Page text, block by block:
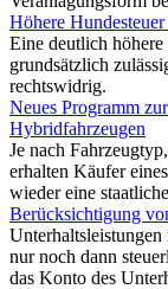
Höhere
Eine deutlich
grundsätzlich
rechtswidrig.
Neues Programm
Hybridfahrzeugen
Je nach
erhalten Käufer
wieder eine
Berücksichtigung
nur noch dann
das Konto des